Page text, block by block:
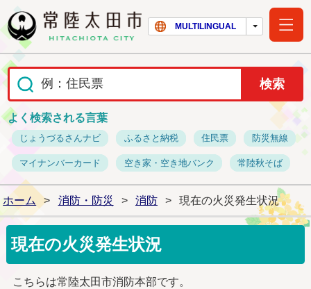
常陸太田市ホー
MULTILINGUAL
よく検索される言葉
じょうづるさんナビ ふるさと納税 住民票 防災無線
マイナンバーカード 空き家・空き地バンク 常陸秋そば
ホーム > 消防・防災 > 消防 > 現在の火災発生状況
現在の火災発生状況
こちらは常陸太田市消防本部です。